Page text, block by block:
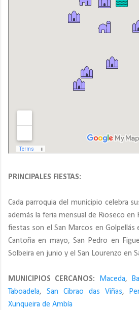
PRINCIPALES FIESTAS:
Cada parroquia del municipio celebra
además la feria mensual de Rioseco en
fiestas son el San Marcos en Golpellás
Cantoña en mayo, San Pedro en
Solbeira en junio y el San Lourenzo en
MUNICIPIOS CERCANOS: Maceda,
Taboadela, San Cibrao das Viñas,
Xunqueira de Ambía